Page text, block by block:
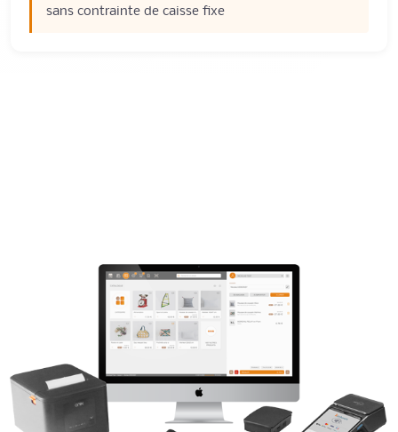
sans contrainte de caisse fixe